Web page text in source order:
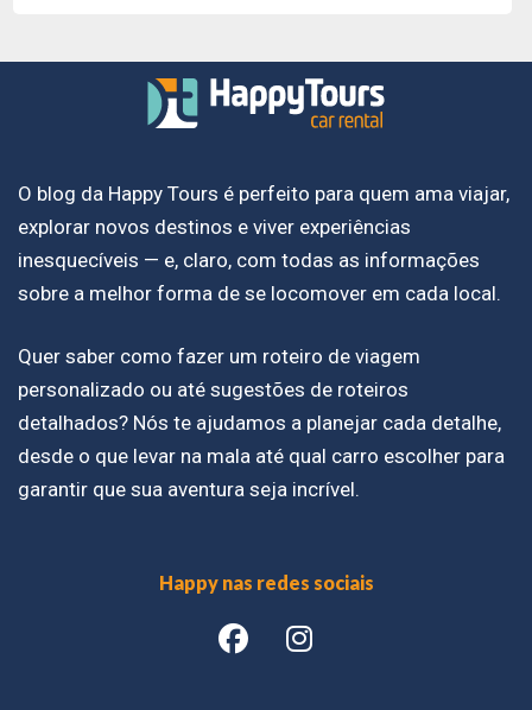
O blog da Happy Tours é perfeito para quem ama viajar,
explorar novos destinos e viver experiências
inesquecíveis — e, claro, com todas as informações
sobre a melhor forma de se locomover em cada local.
Quer saber como fazer um roteiro de viagem
personalizado ou até sugestões de roteiros
detalhados? Nós te ajudamos a planejar cada detalhe,
desde o que levar na mala até qual carro escolher para
garantir que sua aventura seja incrível.
Happy nas redes sociais